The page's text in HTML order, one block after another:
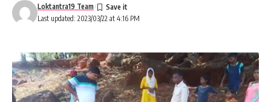
Last updated: 2023/03/22 at 4:16 PM
Loktantra19 Team